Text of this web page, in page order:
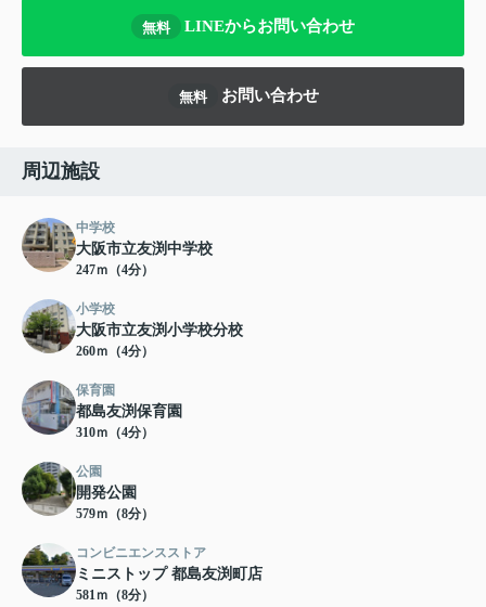
無料 LINEからお問い合わせ
無料 お問い合わせ
周辺施設
中学校
大阪市立友渕中学校
247ｍ（4分）
小学校
大阪市立友渕小学校分校
260ｍ（4分）
保育園
都島友渕保育園
310ｍ（4分）
公園
開発公園
579ｍ（8分）
コンビニエンスストア
ミニストップ 都島友渕町店
581ｍ（8分）